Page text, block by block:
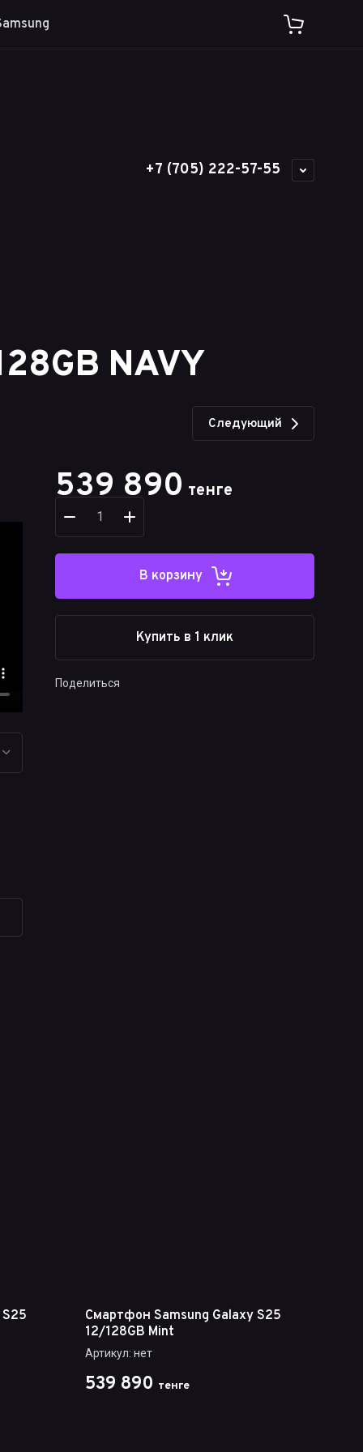
+7 (705) 222-57-55
NAVY
Следующий
539 890 тенге
В корзину
Купить в 1 клик
Поделиться
Смартфон Samsung Galaxy S25
12/128GB Mint
Артикул: нет
539 890 тенге